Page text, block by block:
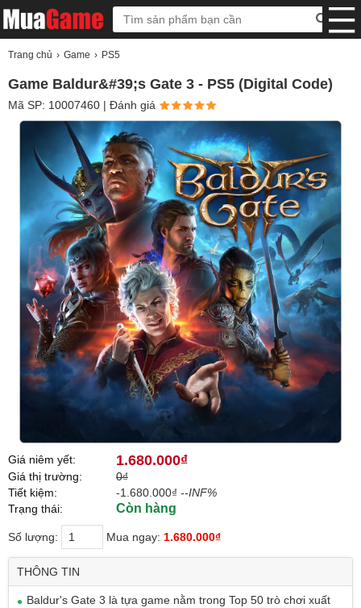
Trang chủ Game PS5
Game Baldur&#39;s Gate 3 - PS5 (Digital Code)
Mã SP: 10007460 | Đánh giá
Giá niêm yết: 1.680.000₫
Giá thị trường:
0₫
Tiết kiệm:
-1.680.000₫ --INF%
Trạng thái:
Còn hàng
Số lượng: Mua ngay: 1.680.000₫
THÔNG TIN
Baldur's Gate 3 là tựa game nằm trong Top 50 trò chơi xuất